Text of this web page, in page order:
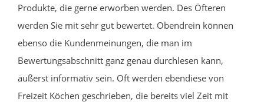
Produkte, die gerne erworben werden. Des Öfteren
werden Sie mit sehr gut bewertet. Obendrein können
ebenso die Kundenmeinungen, die man im
Bewertungsabschnitt ganz genau durchlesen kann,
äußerst informativ sein. Oft werden ebendiese von
Freizeit Köchen geschrieben, die bereits viel Zeit mit